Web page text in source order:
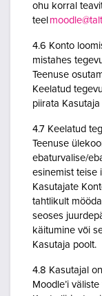
ohu korral
teel
4.6 Konto
mistahes
Teenuse
Keelatud
piirata
4.7 Keelatud
Teenuse
ebaturvalise/
esinemist teise
Kasutajate
tahtlikult
seoses
käitumine või
Kasutaja poolt.
4.8 Kasutajal
Moodle’i